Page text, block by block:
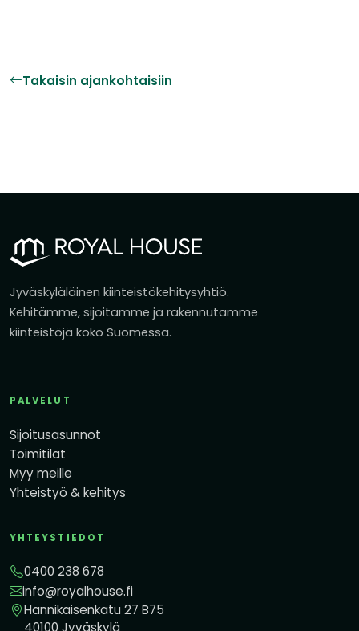
Takaisin ajankohtaisiin
Jyväskyläläinen kiinteistökehitysyhtiö.
Kehitämme, sijoitamme ja rakennutamme
kiinteistöjä koko Suomessa.
PALVELUT
Sijoitusasunnot
Toimitilat
Myy meille
Yhteistyö & kehitys
YHTEYSTIEDOT
0400 238 678
info@royalhouse.fi
Hannikaisenkatu 27 B75
40100 Jyväskylä